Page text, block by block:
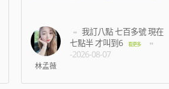
姿穎
115.2/18日晚上8店45分
我帶小朋 看更多
-2026-02-19